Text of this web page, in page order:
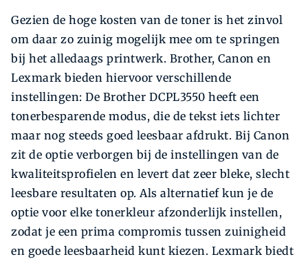
Gezien de hoge kosten van de toner is het zinvol
om daar zo zuinig mogelijk mee om te springen
bij het alledaags printwerk. Brother, Canon en
Lexmark bieden hiervoor verschillende
instellingen: De Brother DCPL3550 heeft een
tonerbesparende modus, die de tekst iets lichter
maar nog steeds goed leesbaar afdrukt. Bij Canon
zit de optie verborgen bij de instellingen van de
kwaliteitsprofielen en levert dat zeer bleke, slecht
leesbare resultaten op. Als alternatief kun je de
optie voor elke tonerkleur afzonderlijk instellen,
zodat je een prima compromis tussen zuinigheid
en goede leesbaarheid kunt kiezen. Lexmark biedt